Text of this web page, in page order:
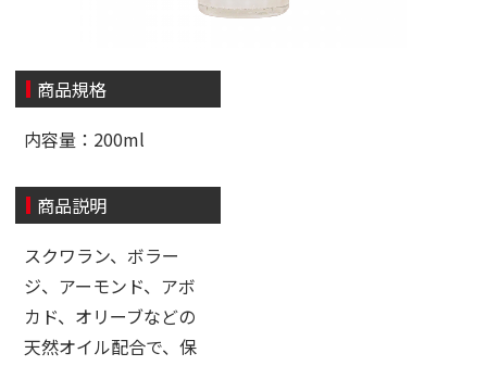
商品規格
内容量：200ml
商品説明
スクワラン、ボラー
ジ、アーモンド、アボ
カド、オリーブなどの
天然オイル配合で、保